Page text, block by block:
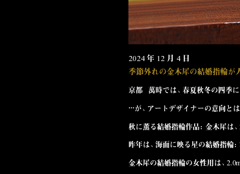
2024 年 12 月 4 日
季節外れの金木犀の結婚指輪が
京都 萬時では、 春夏秋冬の四季
…が、アートデザイナーの意向と
秋に薫る結婚指輪作品：金木犀は
昨年は、 海面に映る星の結婚指輪
金木犀の結婚指輪の女性用は、